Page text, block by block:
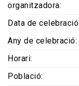
organitzadora
Data de celebració
Any de celebració
Horari
Població